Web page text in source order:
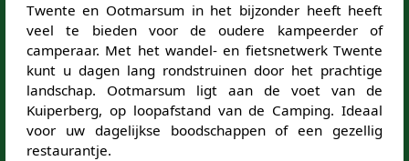
Twente en Ootmarsum in het bijzonder heeft heeft
veel te bieden voor de oudere kampeerder of
camperaar. Met het wandel- en fietsnetwerk Twente
kunt u dagen lang rondstruinen door het prachtige
landschap. Ootmarsum ligt aan de voet van de
Kuiperberg, op loopafstand van de Camping. Ideaal
voor uw dagelijkse boodschappen of een gezellig
restaurantje.